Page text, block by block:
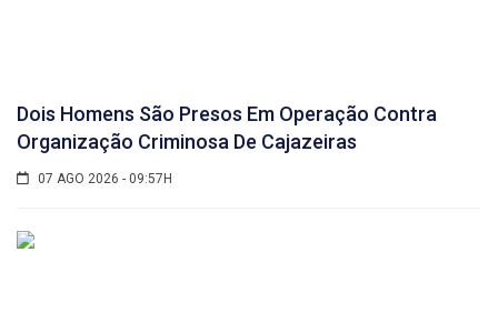
Dois Homens São Presos Em Operação Contra
Organização Criminosa De Cajazeiras
07 AGO 2026 - 09:57H